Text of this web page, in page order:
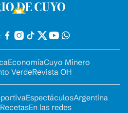
EconomíaCuyo Minero
VerdeRevista OH
EspectáculosArgentina
RecetasEn las redes